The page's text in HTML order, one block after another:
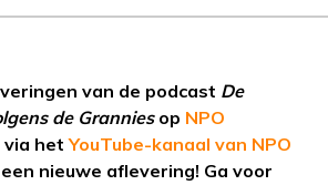
van de podcast De
de Granniesop NPO
via hetYouTube-kanaal van NPO
nieuwe aflevering! Ga voor